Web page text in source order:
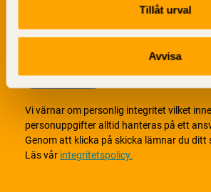
Tillåt urval
Avvisa
Vi värnar om personlig integritet vilket
personuppgifter alltid hanteras på ett
Genom att klicka på skicka lämnar du ditt
Läs vår integritetspolicy.